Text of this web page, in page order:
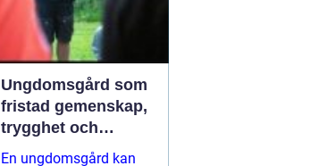
Ungdomsgård som
fristad gemenskap,
trygghet och
växande
En ungdomsgård kan